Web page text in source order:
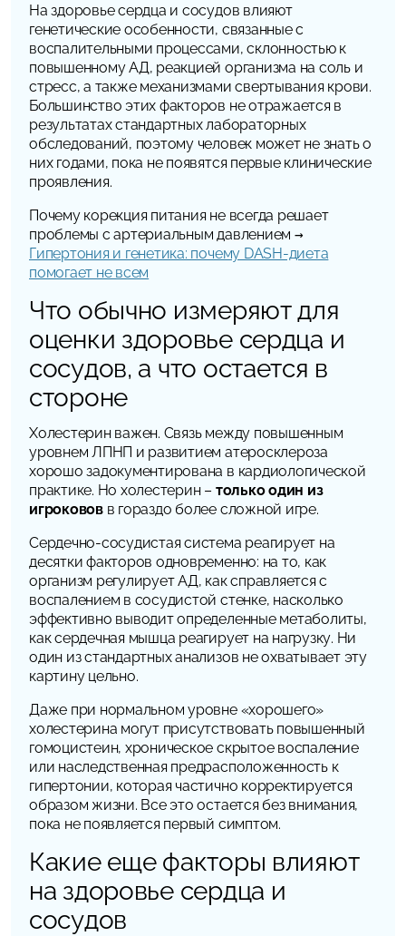
На здоровье сердца и сосудов влияют
генетические особенности, связанные с
воспалительными процессами, склонностью к
повышенному АД, реакцией организма на соль и
стресс, а также механизмами свертывания крови.
Большинство этих факторов не отражается в
результатах стандартных лабораторных
обследований, поэтому человек может не знать о
них годами, пока не появятся первые клинические
проявления.
Почему корекция питания не всегда решает
проблемы с артериальным давлением →
Гипертония и генетика: почему DASH-диета
помогает не всем
Что обычно измеряют для
оценки здоровье сердца и
сосудов, а что остается в
стороне
Холестерин важен. Связь между повышенным
уровнем ЛПНП и развитием атеросклероза
хорошо задокументирована в кардиологической
практике. Но холестерин – только один из
игрокововв гораздо более сложной игре.
Сердечно-сосудистая система реагирует на
десятки факторов одновременно: на то, как
организм регулирует АД, как справляется с
воспалением в сосудистой стенке, насколько
эффективно выводит определенные метаболиты,
как сердечная мышца реагирует на нагрузку. Ни
один из стандартных анализов не охватывает эту
картину цельно.
Даже при нормальном уровне «хорошего»
холестерина могут присутствовать повышенный
гомоцистеин, хроническое скрытое воспаление
или наследственная предрасположенность к
гипертонии, которая частично корректируется
образом жизни. Все это остается без внимания,
пока не появляется первый симптом.
Какие еще факторы влияют
на здоровье сердца и
сосудов